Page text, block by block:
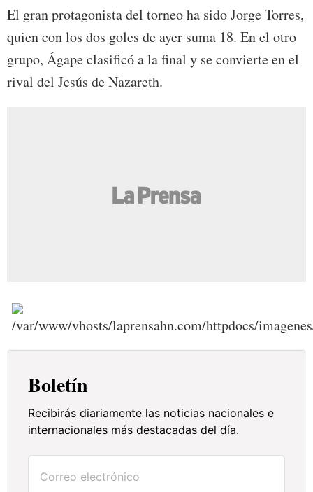
El gran protagonista del torneo ha sido Jorge Torres,
quien con los dos goles de ayer suma 18. En el otro
grupo, Ágape clasificó a la final y se convierte en el
rival del Jesús de Nazareth.
Boletín
Recibirás diariamente las noticias nacionales e
internacionales más destacadas del día.